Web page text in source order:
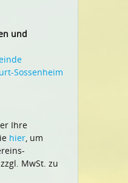
und
Sossenheim
Ihre
hier, um
MwSt. zu